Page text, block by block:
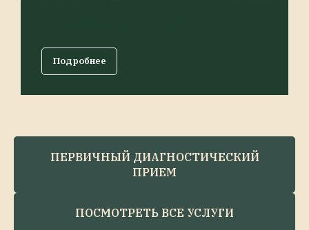
Подробнее
ПЕРВИЧНЫЙ ДИАГНОСТИЧЕСКИЙ
ПРИЕМ
ПОСМОТРЕТЬ ВСЕ УСЛУГИ